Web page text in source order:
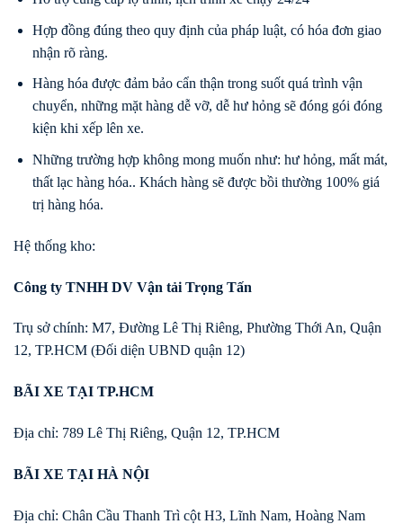
Hợp đồng đúng theo quy định của pháp luật, có hóa đơn giao
nhận rõ ràng.
Hàng hóa được đảm bảo cẩn thận trong suốt quá trình vận
chuyển, những mặt hàng dễ vỡ, dễ hư hỏng sẽ đóng gói đóng
kiện khi xếp lên xe.
Những trường hợp không mong muốn như: hư hỏng, mất mát,
thất lạc hàng hóa.. Khách hàng sẽ được bồi thường 100% giá
trị hàng hóa.
Hệ thống kho:
Công ty TNHH DV Vận tải Trọng Tấn
Trụ sở chính: M7, Đường Lê Thị Riêng, Phường Thới An, Quận
12, TP.HCM (Đối diện UBND quận 12)
BÃI XE TẠI TP.HCM
Địa chỉ: 789 Lê Thị Riêng, Quận 12, TP.HCM
BÃI XE TẠI HÀ NỘI
Địa chỉ: Chân Cầu Thanh Trì cột H3, Lĩnh Nam, Hoàng Nam